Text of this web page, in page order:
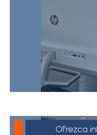
Para iniciar el
cotización,
de whatsapp
Ofrezca